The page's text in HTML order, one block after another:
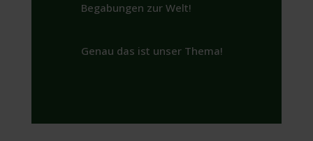
Begabungen zur Welt!
Genau das ist unser Thema!